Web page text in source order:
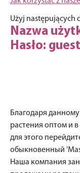
Użyj następujących
Nazwa
Hasło: guest
Благодаря
растения оптом и
для этого
обыкновенный
Наша компания